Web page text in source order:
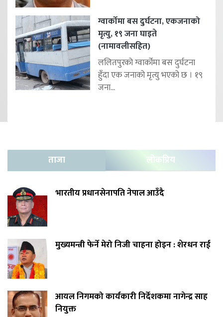
ग्वार्कोमा बस दुर्घटना, एकजनाको
मृत्यु, १९ जना घाइते
(नामावलीसहित)
ललितपुरको ग्वार्कोमा बस दुर्घटना
हुँदा एक जनाको मृत्यु भएको छ । १९
जना...
ताजा लोकप्रिय
भारतीय प्रधानसेनापति नेपाल आउँदै
मुख्यमन्त्री फेर्ने मेरो निजी चाहना होइन : शेरधन राई
आयल निगमको कार्यकारी निर्देशकमा नागेन्द्र साह
नियुक्त